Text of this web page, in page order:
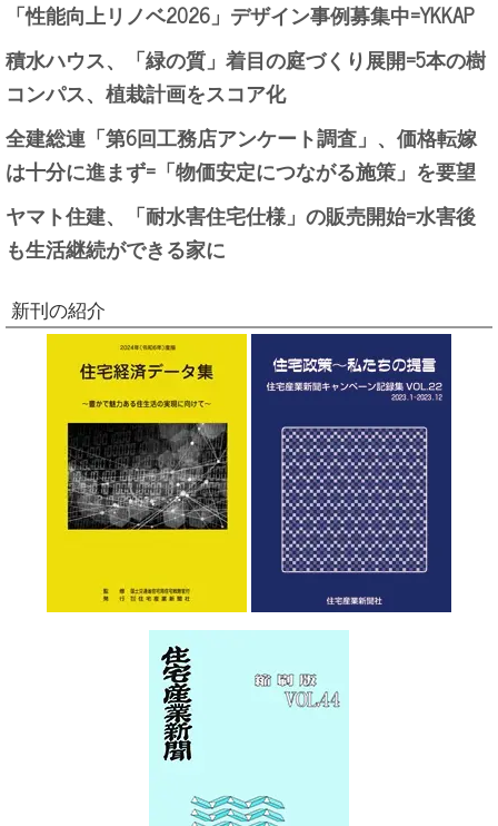
「性能向上リノベ2026」デザイン事例募集中=YKKAP
積水ハウス、「緑の質」着目の庭づくり展開=5本の樹
コンパス、植栽計画をスコア化
全建総連「第6回工務店アンケート調査」、価格転嫁
は十分に進まず=「物価安定につながる施策」を要望
ヤマト住建、「耐水害住宅仕様」の販売開始=水害後
も生活継続ができる家に
新刊の紹介